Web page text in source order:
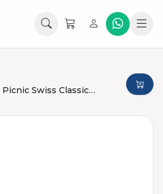
Cuchillo Victorinox de Picnic Swiss Classic Plegable de Sierra